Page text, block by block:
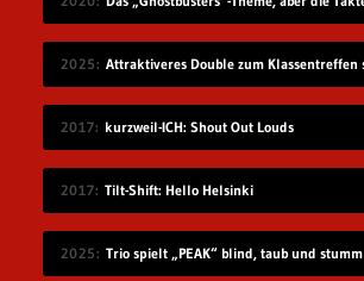
2025
2017 kurzweil-ICH: Shout Out Louds
2017 Tilt-Shift: Hello Helsinki
2025 Trio spielt „PEAK“ blind, taub und stumm